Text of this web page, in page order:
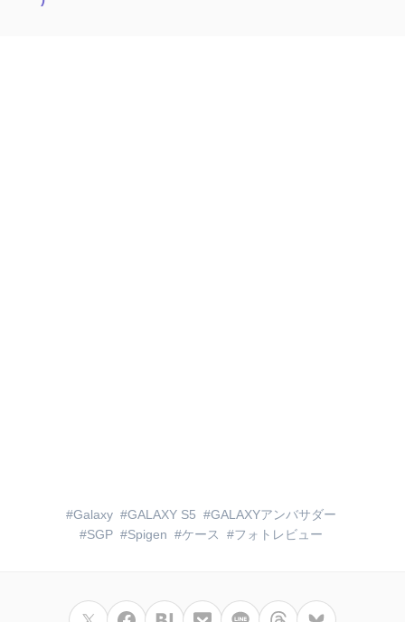
Galaxy GALAXY S5
GALAXYアンバサダー
SGP
Spigen ケース フォトレビュー